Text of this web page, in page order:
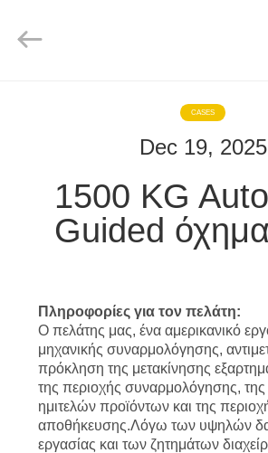
ΠΕΡΊΠΟΥ
ΕΜΕΊΣ
ΕΡΓΟΣΤΑΣΊΩΝ
ΠΟΙΟΤΙΚΌΣ
ΈΛΕΓΧΟΣ
Mechanical
CASES
Dec 19, 2025
1500 KG
Guided
Πληροφορίες για τον πελάτη:
Ο πελάτης μας, ένα αμερικανικό
μηχανικής συναρμολόγησης,
πρόκληση της μετακίνησης
της περιοχής συναρμολόγησης, της
ημιτελών προϊόντων και της
αποθήκευσης.Λόγω των υψηλών
εργασίας και των ζητημάτων